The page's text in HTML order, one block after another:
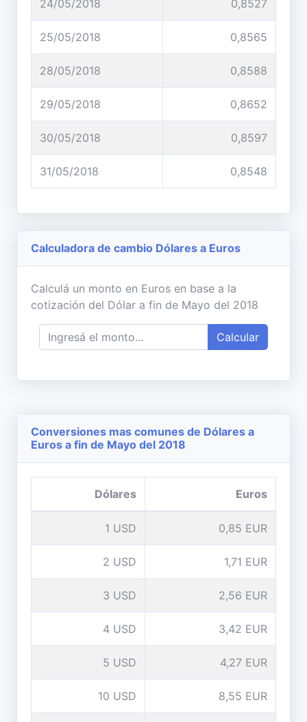
24/05/2018 0,8527
25/05/2018 0,8565
28/05/2018 0,8588
29/05/2018 0,8652
30/05/2018 0,8597
31/05/2018 0,8548
Calculadora de cambio Dólares a Euros
Calculá un monto en Euros en base a la
cotización del Dólar a fin de Mayo del 2018
Calcular
Conversiones mas comunes de Dólares a
Euros a fin de Mayo del 2018
Dólares Euros
1 USD 0,85 EUR
2 USD 1,71 EUR
3 USD 2,56 EUR
4 USD 3,42 EUR
5 USD 4,27 EUR
10 USD 8,55 EUR